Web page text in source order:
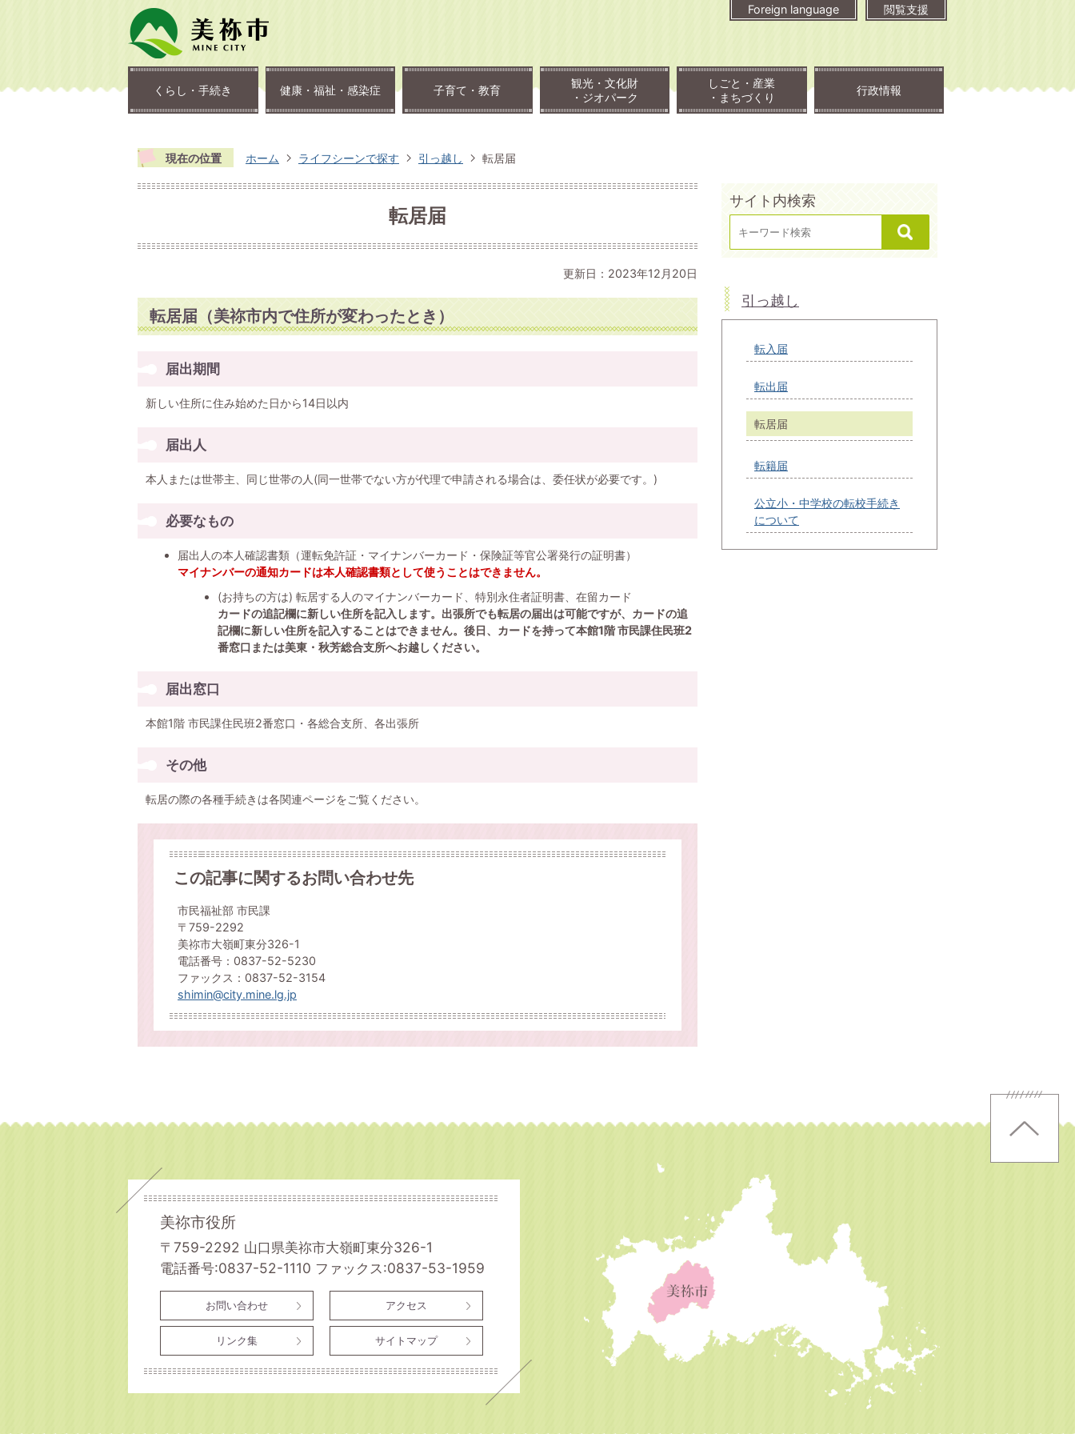
Foreign language 閲覧支援
くらし・手続き 健康・福祉・感染症 子育て・教育
観光・文化財
・ジオパーク
しごと・産業
・まちづくり
行政情報
現在の位置 ホーム ライフシーンで探す 引っ越し 転居届
転居届
更新日：2023年12月20日
転居届（美祢市内で住所が変わったとき）
届出期間
新しい住所に住み始めた日から14日以内
届出人
本人または世帯主、同じ世帯の人(同一世帯でない方が代理で申請される場合は、委任状が必要です。)
必要なもの
届出人の本人確認書類（運転免許証・マイナンバーカード・保険証等官公署発行の証明書）
マイナンバーの通知カードは本人確認書類として使うことはできません。
(お持ちの方は) 転居する人のマイナンバーカード、特別永住者証明書、在留カード
カードの追記欄に新しい住所を記入します。出張所でも転居の届出は可能ですが、カードの追
記欄に新しい住所を記入することはできません。後日、カードを持って本館1階 市民課住民班2
番窓口または美東・秋芳総合支所へお越しください。
届出窓口
本館1階 市民課住民班2番窓口・各総合支所、各出張所
その他
転居の際の各種手続きは各関連ページをご覧ください。
この記事に関するお問い合わせ先
市民福祉部 市民課
〒759-2292
美祢市大嶺町東分326-1
電話番号：0837-52-5230
ファックス：0837-52-3154
shimin@city.mine.lg.jp
サイト内検索
引っ越し
転入届
転出届
転居届
転籍届
公立小・中学校の転校手続き
について
美祢市役所
〒759-2292 山口県美祢市大嶺町東分326-1
電話番号:0837-52-1110 ファックス:0837-53-1959
お問い合わせ アクセス
リンク集 サイトマップ